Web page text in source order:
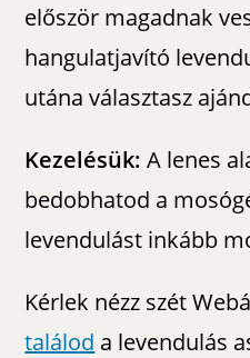
először magadnak
hangulatjavító
utána választasz
Kezelésük: A lenes
bedobhatod a
levendulást inkább
Kérlek nézz szét
találod a levendulás